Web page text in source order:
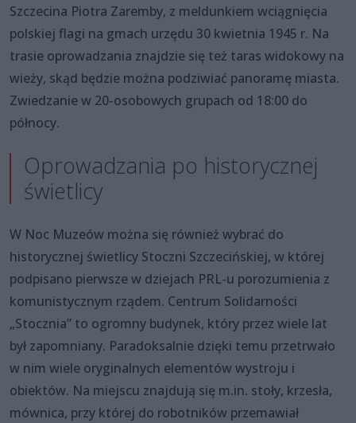
Szczecina Piotra Zaremby, z meldunkiem wciągnięcia
polskiej flagi na gmach urzędu 30 kwietnia 1945 r. Na
trasie oprowadzania znajdzie się też taras widokowy na
wieży, skąd będzie można podziwiać panoramę miasta.
Zwiedzanie w 20-osobowych grupach od 18:00 do
północy.
Oprowadzania po historycznej
świetlicy
W Noc Muzeów można się również wybrać do
historycznej świetlicy Stoczni Szczecińskiej, w której
podpisano pierwsze w dziejach PRL-u porozumienia z
komunistycznym rządem. Centrum Solidarności
„Stocznia” to ogromny budynek, który przez wiele lat
był zapomniany. Paradoksalnie dzięki temu przetrwało
w nim wiele oryginalnych elementów wystroju i
obiektów. Na miejscu znajdują się m.in. stoły, krzesła,
mównica, przy której do robotników przemawiał